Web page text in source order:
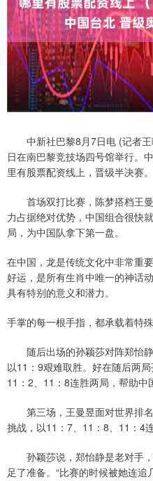
中新社巴黎8月7日电 (记者王
日在南巴黎竞技场四号馆举行。
里有股票配资线上，晋级半决赛。
首场双打比赛，陈梦搭档王曼
力占据绝对优势，中国组合很快
局，为中国队拿下第一盘。
在中国，龙是传统文化中非常重
好运，是所有生肖中唯一的神话
具有特别的意义和潜力。
手掌的每一根手指，都承载着特殊
随后出场的孙颖莎对阵郑怡静
以11：9艰难取胜。好在随后两
11：2、11：8连胜两局，帮助中
第三场，王曼昱面对世界排名
挑战，以11：7、11：8、11：4
孙颖莎说，郑怡静是老对手，
足了准备。“比赛的时候被她连